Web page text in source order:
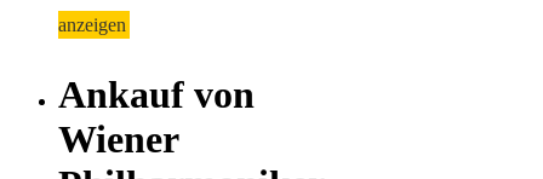
anzeigen
Ankauf von
Wiener